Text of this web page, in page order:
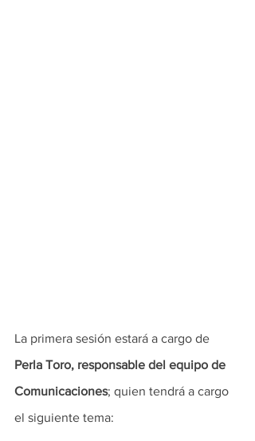
La primera sesión estará a cargo de
Perla Toro, responsable del equipo de
Comunicaciones; quien tendrá a cargo
el siguiente tema: